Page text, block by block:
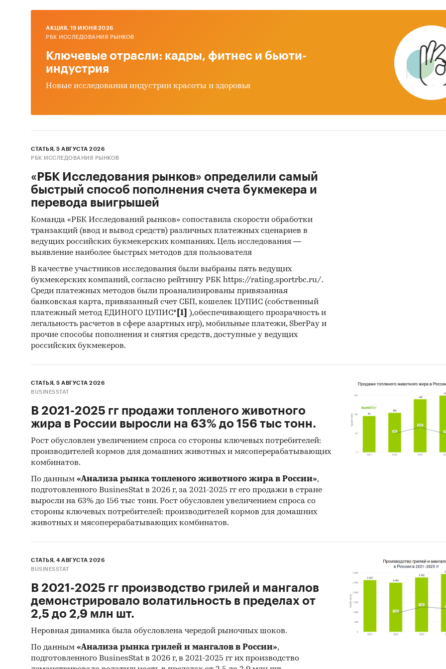
Сбор и анализ первичных данных от участников рынка
производителей и потребителей (опрос предприятий,
Министерство экономического развития РФ
Анализ средств массовой информации (периодические
специализированные издания, журналы: национальные,
Электронные базы данных и интернет-ресурсы
Собственные базы данных «EVENTUS Consulting»
Количество страниц– 144
Язык отчета– русский
Период проведения исследования
Отчет содержит:42 таблицы и 70 диаграмм
Сроки предоставления отчета:
Категории: Промышленность / Промышленное оборудование /
AКЦИЯ, 19 ИЮНЯ 2026
РБК ИССЛЕДОВАНИЯ РЫНКОВ
Ключевые отрасли: кадры, фитнес и бьюти-
индустрия
Новые исследования индустрии красоты и здоровья
СТАТЬЯ, 5 АВГУСТА 2026
РБК ИССЛЕДОВАНИЯ РЫНКОВ
«РБК Исследования рынков» определили самый
быстрый способ пополнения счета букмекера и
перевода выигрышей
Команда «РБК Исследований рынков» сопоставила скорости обработки
транзакций (ввод и вывод средств) различных платежных сценариев в
ведущих российских букмекерских компаниях. Цель исследования —
выявление наиболее быстрых методов для пользователя
В качестве участников исследования были выбраны пять ведущих
букмекерских компаний, согласно рейтингу РБК https://rating.sportrbc.ru/.
Среди платежных методов были проанализированы привязанная
банковская карта, привязанный счет СБП, кошелек ЦУПИС (собственный
платежный метод ЕДИНОГО ЦУПИС* [1]
),обеспечивающего прозрачность и
легальность расчетов в сфере азартных игр), мобильные платежи, SberPay и
прочие способы пополнения и снятия средств, доступные у ведущих
российских букмекеров.
СТАТЬЯ, 5 АВГУСТА 2026
BUSINESSTAT
В 2021-2025 гг продажи топленого животного
жира в России выросли на 63% до 156 тыс тонн.
Рост обусловлен увеличением спроса со стороны ключевых потребителей:
производителей кормов для домашних животных и мясоперерабатывающих
комбинатов.
По данным «Анализа рынка топленого животного жира в России»,
подготовленного BusinesStat в 2026 г, за 2021-2025 гг его продажи в стране
выросли на 63% до 156 тыс тонн. Рост обусловлен увеличением спроса со
стороны ключевых потребителей: производителей кормов для домашних
животных и мясоперерабатывающих комбинатов.
СТАТЬЯ, 4 АВГУСТА 2026
BUSINESSTAT
В 2021-2025 гг производство грилей и мангалов
демонстрировало волатильность в пределах от
2,5 до 2,9 млн шт.
Неровная динамика была обусловлена чередой рыночных шоков.
По данным «Анализа рынка грилей и мангалов в России»,
подготовленного BusinesStat в 2026 г, в 2021-2025 гг их производство